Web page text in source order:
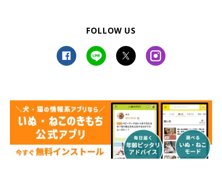
FOLLOW US